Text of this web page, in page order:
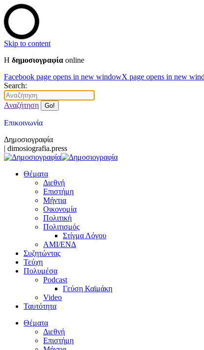
Skip to content
Η δημοσιογραφία online
Facebook page opens in new windowX page opens in new
Search:
Αναζήτηση
Επικοινωνία
Δημοσιογραφία
| dimosiografia.press
Θέματα
Διεθνή
Επιστήμη
Μήντια
Οικονομία
Πολιτική
Πολιτισμός
Στίγμα Λόγου
AMI/ΕΝΔ
Συζητώντας
Τεύχη
Πολυμέσα
Podcast
Γεύση Καϊμάκη
Video
Ταυτότητα
Θέματα
Διεθνή
Επιστήμη